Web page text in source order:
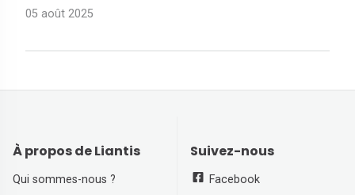
05 août 2025
À propos de Liantis
Qui sommes-nous ?
Suivez-nous
Facebook